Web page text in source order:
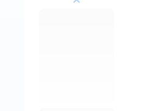
назад